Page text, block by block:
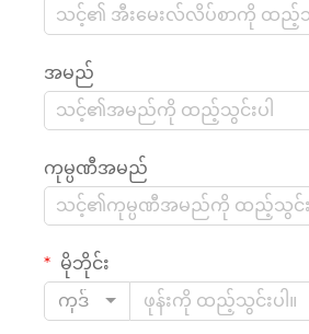
အမည်
ကုမ္ပဏီအမည်
မိုဘိုင်း
ကုဒ်